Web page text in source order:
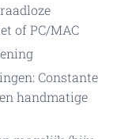
of PC/MAC
Constante
handmatige